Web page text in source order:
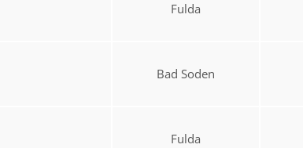
Fulda
Bad Soden
Fulda